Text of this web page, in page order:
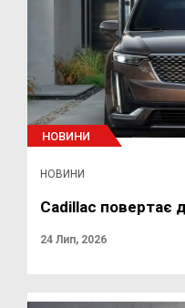
НОВИНИ
НОВИНИ
Cadillac повертає
24 Лип, 2026